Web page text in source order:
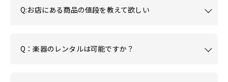
Q:お店にある商品の値段を教えて欲しい
Q：楽器のレンタルは可能ですか？